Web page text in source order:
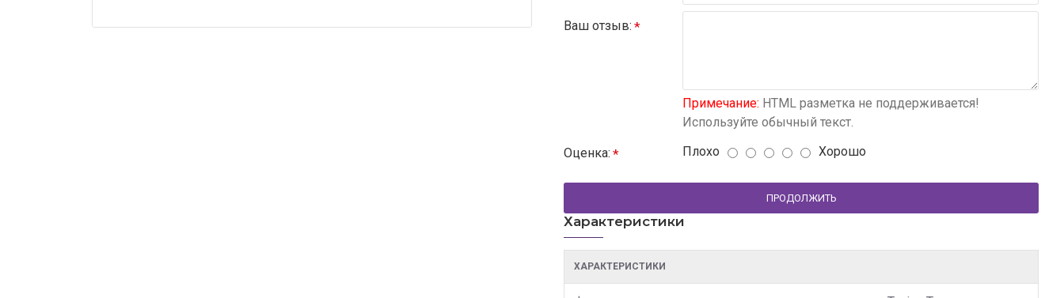
Ваш отзыв:
Примечание: HTML разметка не поддерживается!
Используйте обычный текст.
Оценка: Плохо Хорошо
ПРОДОЛЖИТЬ
Характеристики
ХАРАКТЕРИСТИКИ